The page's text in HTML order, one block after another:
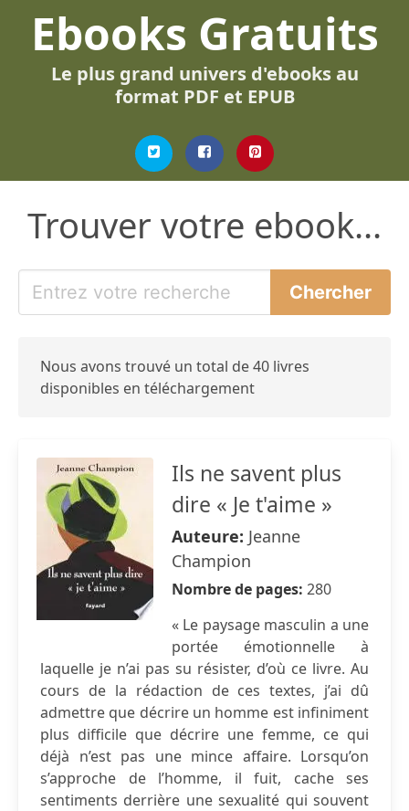
Ebooks Gratuits
Le plus grand univers d'ebooks au
format PDF et EPUB
Trouver votre ebook...
Nous avons trouvé un total de 40 livres
disponibles en téléchargement
Ils ne savent plus
dire « Je t'aime »
Auteure: Jeanne
Champion
Nombre de pages: 280
« Le paysage masculin a une
portée émotionnelle à
laquelle je n’ai pas su résister, d’où ce livre. Au
cours de la rédaction de ces textes, j’ai dû
admettre que décrire un homme est infiniment
plus difficile que décrire une femme, ce qui
déjà n’est pas une mince affaire. Lorsqu’on
s’approche de l’homme, il fuit, cache ses
sentiments derrière une sexualité qui souvent